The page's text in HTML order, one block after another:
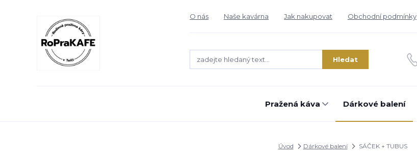
O nás Naše kavárna Jak nakupovat Obchodní podmínky
Hledat
Pražená káva Dárkové balení
Úvod Dárkové balení SÁČEK + TUBUS